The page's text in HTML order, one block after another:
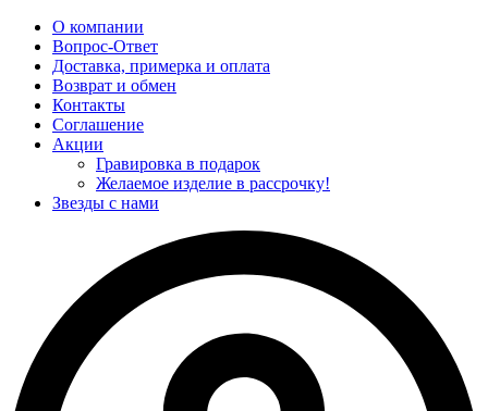
О компании
Вопрос-Ответ
Доставка, примерка и оплата
Возврат и обмен
Контакты
Соглашение
Акции
Гравировка в подарок
Желаемое изделие в рассрочку!
Звезды с нами